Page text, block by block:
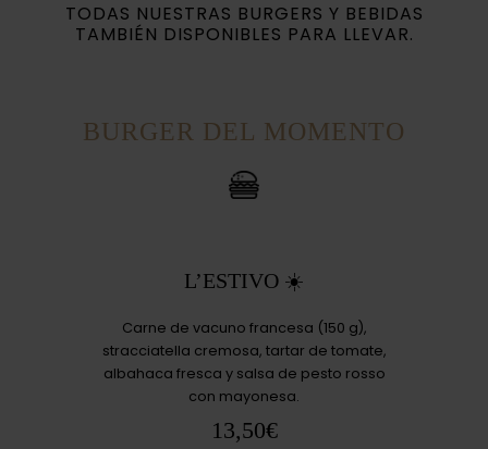
TODAS NUESTRAS BURGERS Y BEBIDAS
TAMBIÉN DISPONIBLES PARA LLEVAR.
BURGER DEL MOMENTO
L’ESTIVO ☀️
Carne de vacuno francesa (150 g),
stracciatella cremosa, tartar de tomate,
albahaca fresca y salsa de pesto rosso
con mayonesa.
13,50€